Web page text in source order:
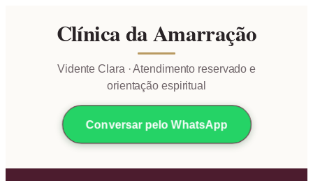
conteúdo
Clínica da Amarração
Vidente Clara · Atendimento reservado e
orientação espiritual
Conversar pelo WhatsApp